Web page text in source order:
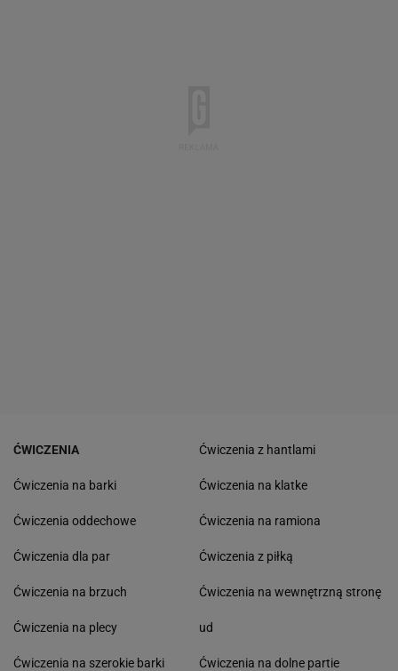
ĆWICZENIA
Ćwiczenia na barki
Ćwiczenia oddechowe
Ćwiczenia dla par
Ćwiczenia na brzuch
Ćwiczenia na plecy
Ćwiczenia na szerokie barki
Ćwiczenia z hantlami
Ćwiczenia na klatke
Ćwiczenia na ramiona
Ćwiczenia z piłką
Ćwiczenia na wewnętrzną stronę
ud
Ćwiczenia na dolne partie